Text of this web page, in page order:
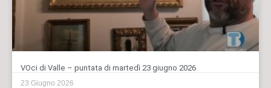
VOci di Valle – puntata di martedì 23 giugno 2026
23 Giugno 2026